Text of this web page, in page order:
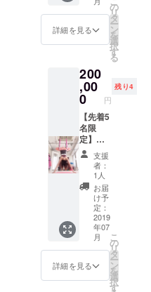
けのオ
リジナ
ルレッ
スンで
効期限
あり。
期限は
２０１
９年１
２月末
までご
来店有
効です
が、特
別な事
情がご
ざいま
す場合
には、
期限の
延長は
応相談
とさせ
て頂き
も同様
の期
０１９
年１２
情によ
りご来
店不可
の場合
は、応
相談と
させて
いただ
きま
す。）
オンラ
イン
レッス
ンの方
も同様
です。
ます。
他には
ない、
SUAYだ
ルレッ
スンで
す。 １
０回分
のチ
ケット
になり
ます。
レッス
ンは完
全予約
制とな
りま
す。 チ
ケット
の期
限；２
０１９
姿勢も
改善
し、脂
へ導き
ます。
便通も
よくな
り、腰
や肩の
不調の
緩和、
骨盤歪
み矯正
もして
いきま
す。
になり
ます。
チケッ
トの期
限；２
年１２
月末以
内 （事
情によ
りご来
店不可
の場合
は、応
相談と
させて
いただ
きま
す。）
マッ
サージ
は含み
ませ
ん。 エ
イズの
みのフ
リーパ
スにな
りま
す。 ご
来店不
可能な
お客様
へ、 ヨ
ガ（イ
ンド式
ガ）、
ピラ
ティ
ス、
ルー
シー
ダット
０分ま
で可能
です）
９０分
or１２
１５０
分or１
８０分
の中
で、 体
調やつ
らさに
合わせ
て、ご
都合の
良い施
術時間
をお選
び頂け
ます。
（フッ
トバ
ス、
ウェル
カムド
レーニ
ング、
美尻ト
レーニ
ング、
スト
レーニ
ング、
キネシ
ス、ピ
ラティ
スリ
フォー
マーの
レッス
ン、VR
エクサ
サイ
ズ、か
ら好き
なメ
ニュー
を選択
いただ
くこと
ジ、ハ
ワイロ
ミロ
ミ、中
国式推
ナ)が学
べま
す。卒
業後ス
タジオ
での勤
務も可
能で
す。 業
界では
破格の
価格で
す！！
タイ古
式マッ
サー
ジ； 別
名
「パー
トナー
詳細を見る
の
リ
タ
ー
ン
を
選
択
す
る
200
,00
0 円
残り4
【先着5
名限
定】
ニュー
ヨーク
発の新
感覚の
エクサ
サイ
ズ。 空
中ヨガ
は、体
が硬い
人、ヨ
ガ初心
者、障
支援
者：
1人
お届
け予
定：
2019
年07
月
詳細を見る
こ
の
リ
タ
ー
ン
を
選
択
す